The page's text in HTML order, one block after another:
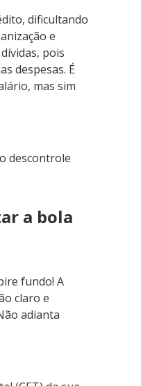
dificultando
e
pois
despesas. É
mas sim
descontrole
a bola
fundo! A
claro e
adianta